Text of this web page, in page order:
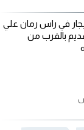
في راس رمان علي
بالقرب من